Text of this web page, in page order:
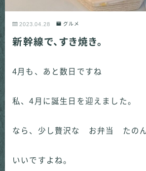
2023.04.28 グルメ
新幹線で、すき焼き。
4月も、あと数日ですね
私、4月に誕生日を迎えました。
なら、少し贅沢な お弁当 たの
いいですよね。